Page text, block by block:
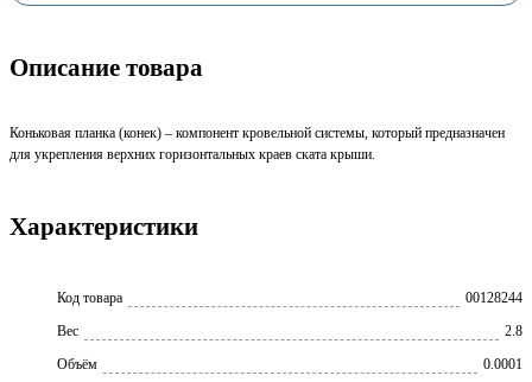
Описание товара
Коньковая планка (конек) – компонент кровельной системы, который предназначен
для укрепления верхних горизонтальных краев ската крыши.
Характеристики
Код товара
00128244
Вес
2.8
Объём
0.0001